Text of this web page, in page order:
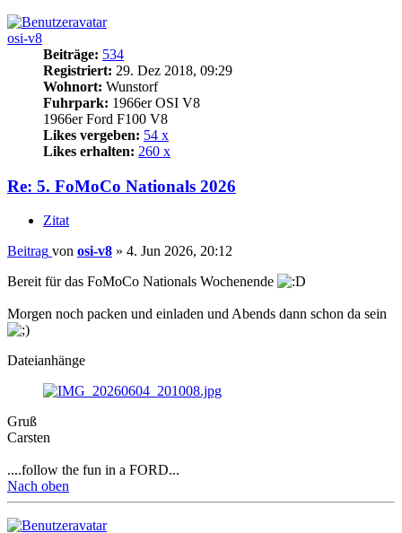
osi-v8
Beiträge: 534
Registriert: 29. Dez 2018, 09:29
Wohnort: Wunstorf
Fuhrpark: 1966er OSI V8
1966er Ford F100 V8
Likes vergeben: 54 x
Likes erhalten: 260 x
Re: 5. FoMoCo Nationals 2026
Zitat
Beitrag von osi-v8 » 4. Jun 2026, 20:12
Bereit für das FoMoCo Nationals Wochenende
Morgen noch packen und einladen und Abends dann schon da sein
Dateianhänge
Gruß
Carsten
....follow the fun in a FORD...
Nach oben